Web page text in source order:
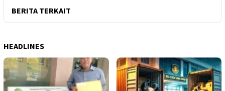
BERITA TERKAIT
HEADLINES